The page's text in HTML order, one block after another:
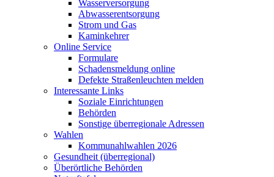
Wasserversorgung
Abwasserentsorgung
Strom und Gas
Kaminkehrer
Online Service
Formulare
Schadensmeldung online
Defekte Straßenleuchten melden
Interessante Links
Soziale Einrichtungen
Behörden
Sonstige überregionale Adressen
Wahlen
Kommunahlwahlen 2026
Gesundheit (überregional)
Überörtliche Behörden